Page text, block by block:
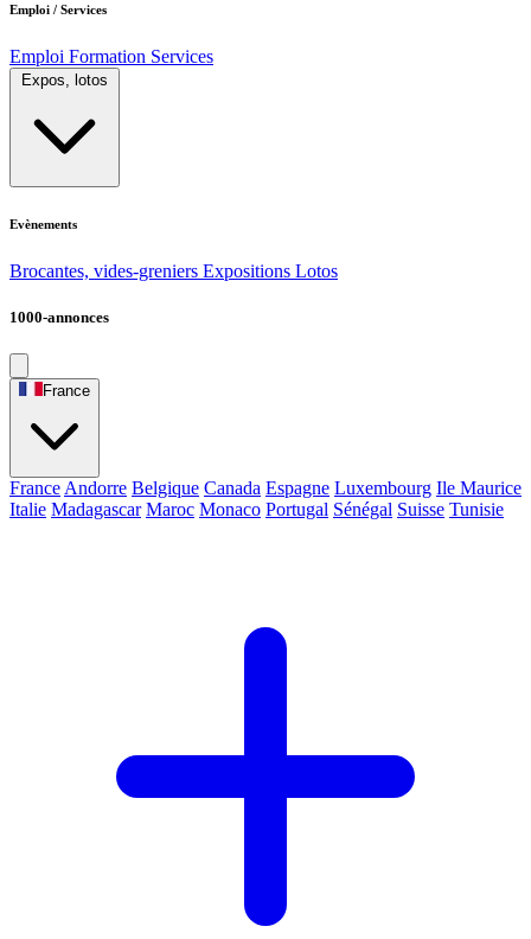
Emploi / Services
Emploi Formation Services
Expos, lotos
Evènements
Brocantes, vides-greniers Expositions Lotos
1000-annonces
France
France Andorre Belgique Canada Espagne Luxembourg Ile Maurice
Italie Madagascar Maroc Monaco Portugal Sénégal Suisse Tunisie